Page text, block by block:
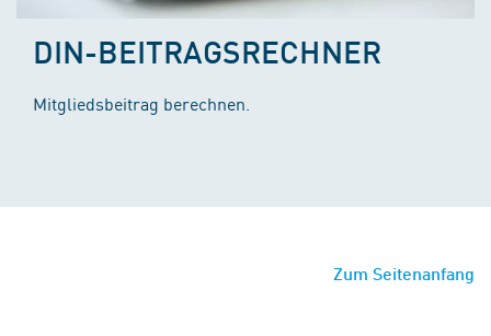
DIN-BEITRAGSRECHNER
Mitgliedsbeitrag berechnen.
Zum Seitenanfang